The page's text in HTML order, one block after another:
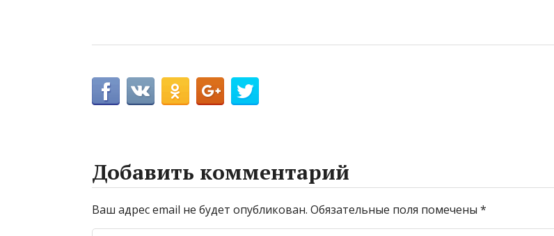
Добавить комментарий
Ваш адрес email не будет опубликован. Обязательные поля помечены *